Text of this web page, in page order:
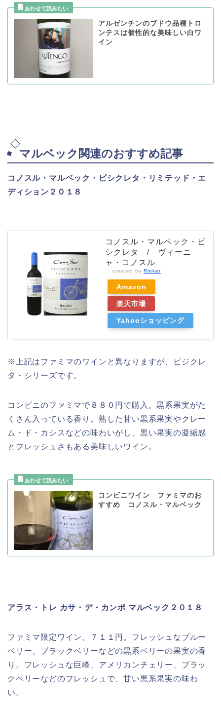
アルゼンチンのブドウ品種トロ
ンテスは個性的な美味しい白ワ
イン
マルベック関連のおすすめ記事
コノスル・マルベック・ビシクレタ・リミテッド・エ
ディション２０１８
コノスル・マルベック・ビ
シクレタ / ヴィーニ
ャ・コノスル
created by Rinker
Amazon
楽天市場
Yahooショッピング
※上記はファミマのワインと異なりますが、ビジクレ
タ・シリーズです。
コンビニのファミマで８８０円で購入。黒系果実がた
くさん入っている香り。熟した甘い黒系果実やクレー
ム・ド・カシスなどの味わいがし、黒い果実の凝縮感
とフレッシュさもある美味しいワイン。
コンビニワイン ファミマのお
すすめ コノスル・マルベック
アラス・トレ カサ・デ・カンポ マルベック２０１８
ファミマ限定ワイン。７１１円。フレッシュなブルー
ベリー、ブラックベリーなどの黒系ベリーの果実の香
り。フレッシュな巨峰、アメリカンチェリー、ブラッ
クベリーなどのフレッシュで、甘い黒系果実の味わ
い。